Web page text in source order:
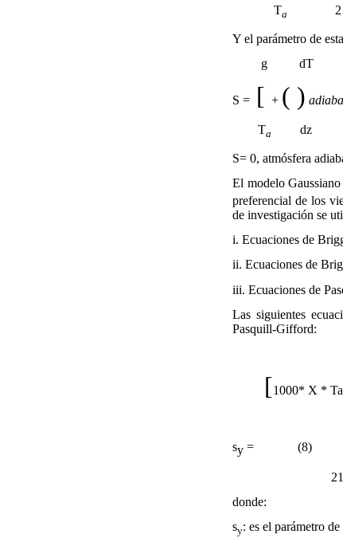
Ta 2
Y el parámetro de
g dT
S =  [  + ( )
Ta dz
S= 0, atmósfera
El modelo
preferencial de los
de investigación se
i. Ecuaciones de
ii. Ecuaciones de
iii. Ecuaciones de
Las siguientes
Pasquill-Gifford:
[1000* X *
sy =  (8)
donde:
sy: es el parámetro